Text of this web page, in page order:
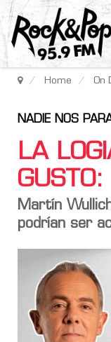
Home On
NADIE NOS
LA
Martín
podrían ser